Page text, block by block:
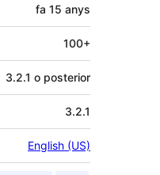
fa 15 anys
100+
3.2.1 o posterior
3.2.1
English (US)